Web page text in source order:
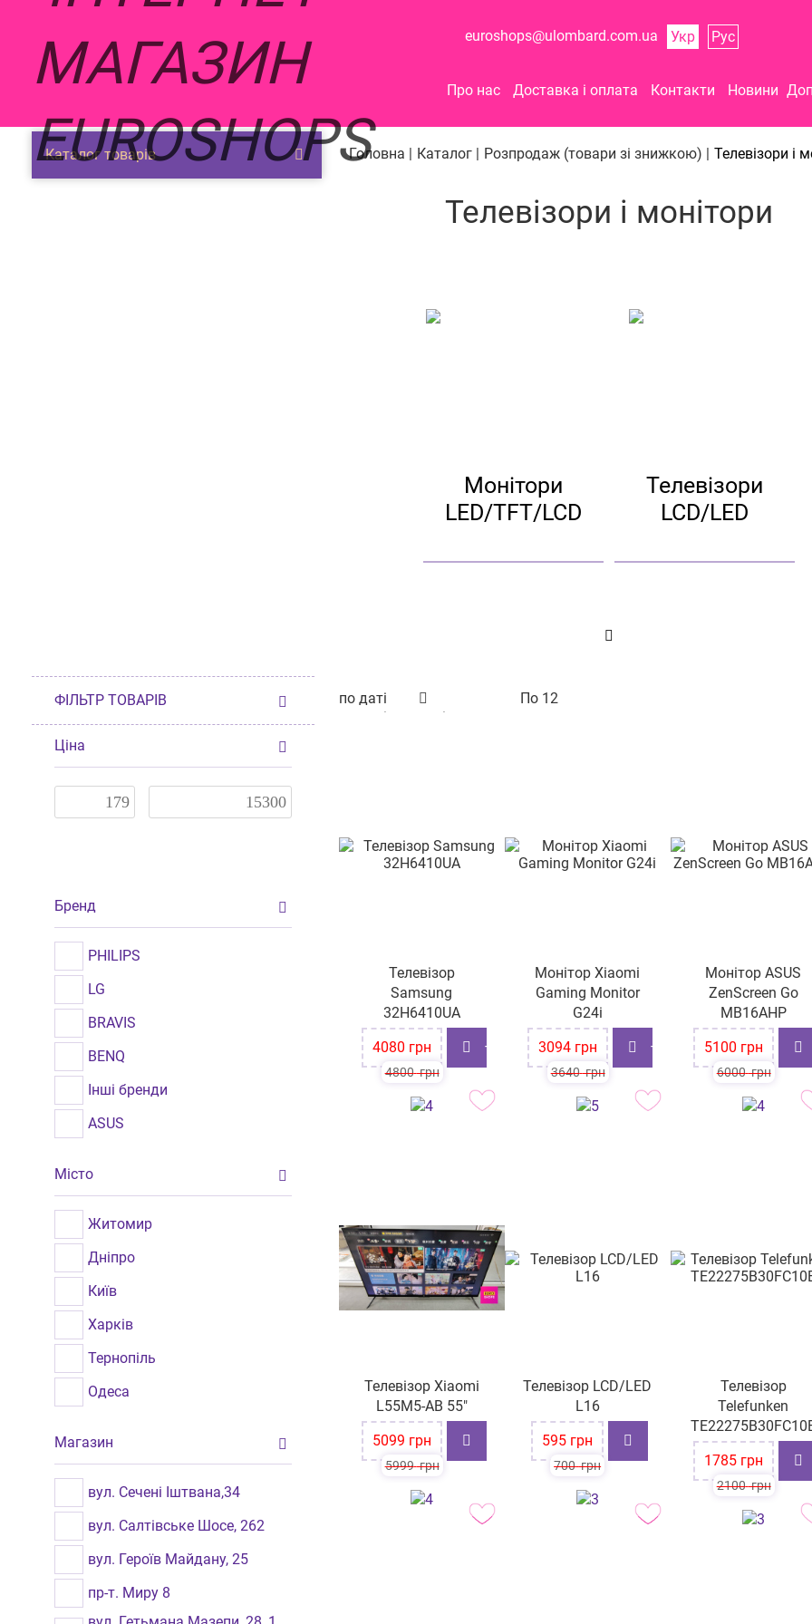
euroshops@ulombard.com.ua Укр Рус
Про нас Доставка і оплата Контакти Новини
Каталог товарів Головна | Каталог | Розпродаж (товари зі знижкою) | Телевізори і
Телевізори і монітори
Монітори
LED/TFT/LCD
Телевізори
LCD/LED
ФІЛЬТР ТОВАРІВ
Ціна
Бренд
PHILIPS
LG
BRAVIS
BENQ
Інші бренди
ASUS
Місто
Житомир
Дніпро
Київ
Харків
Тернопіль
Одеса
Львів
Рівне
Бровари
Миколаїв
Магазин
вул. Сечені Іштвана,34
вул. Салтівське Шосе, 262
вул. Героїв Майдану, 25
пр-т. Миру 8
по даті
по даті
по назві
По 12
Телевізор
Samsung
32Н6410UA
4800грн
4080 грн
Монітор Хiaomi
Gaming Monitor
G24i
3640грн
-15% 3094грн
Монітор ASUS
ZenScreen Go
MB16AHP
6000грн
-15% 5100 грн
Телевізор Xiaomi
L55M5-AB 55"
5999грн
5099 грн
Телевізор LCD/LED
L16
700грн
595 грн
Телевізор
Telefunken
2100грн
1785грн